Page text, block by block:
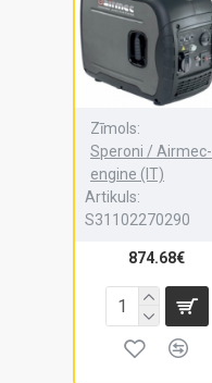
Zīmols:
Speroni / Airmec-
engine (IT)
Artikuls:
S31102270290
874.68€